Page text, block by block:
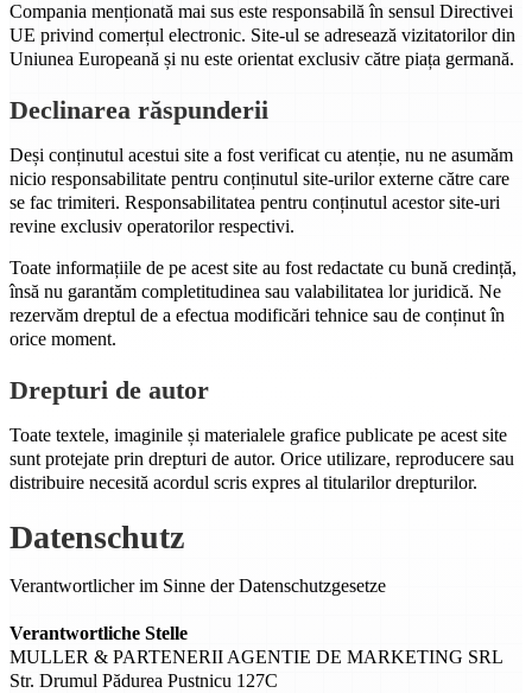
Compania menționată mai sus este responsabilă în sensul Directivei
UE privind comerțul electronic. Site-ul se adresează vizitatorilor din
Uniunea Europeană și nu este orientat exclusiv către piața germană.
Declinarea răspunderii
Deși conținutul acestui site a fost verificat cu atenție, nu ne asumăm
nicio responsabilitate pentru conținutul site-urilor externe către care
se fac trimiteri. Responsabilitatea pentru conținutul acestor site-uri
revine exclusiv operatorilor respectivi.
Toate informațiile de pe acest site au fost redactate cu bună credință,
însă nu garantăm completitudinea sau valabilitatea lor juridică. Ne
rezervăm dreptul de a efectua modificări tehnice sau de conținut în
orice moment.
Drepturi de autor
Toate textele, imaginile și materialele grafice publicate pe acest site
sunt protejate prin drepturi de autor. Orice utilizare, reproducere sau
distribuire necesită acordul scris expres al titularilor drepturilor.
Datenschutz
Verantwortlicher im Sinne der Datenschutzgesetze
Verantwortliche Stelle
MULLER & PARTENERII AGENTIE DE MARKETING SRL
Str. Drumul Pădurea Pustnicu 127C